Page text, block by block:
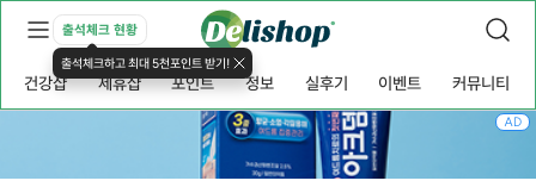
출석체크 현황
출석체크하고 최대 5천포인트 받기!
건강샵 제휴샵 포인트 정보 실후기 이벤트 커뮤니티
AD